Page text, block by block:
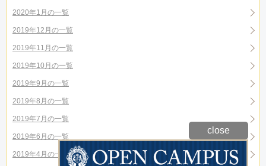
2020年1月の一覧
2019年12月の一覧
2019年11月の一覧
2019年10月の一覧
2019年9月の一覧
2019年8月の一覧
2019年7月の一覧
2019年6月の一覧
2019年4月の一覧
close